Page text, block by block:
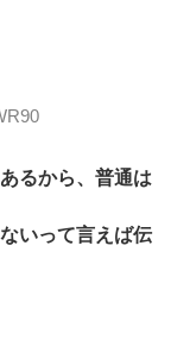
るから、普通は
いって言えば伝